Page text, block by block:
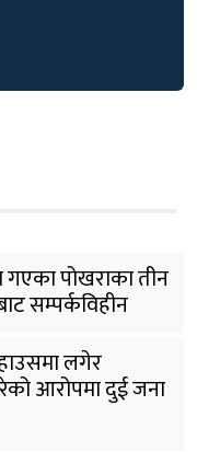
गएका पोखराका तीन
सम्पर्कविहीन
लगेर
आरोपमा दुई जना